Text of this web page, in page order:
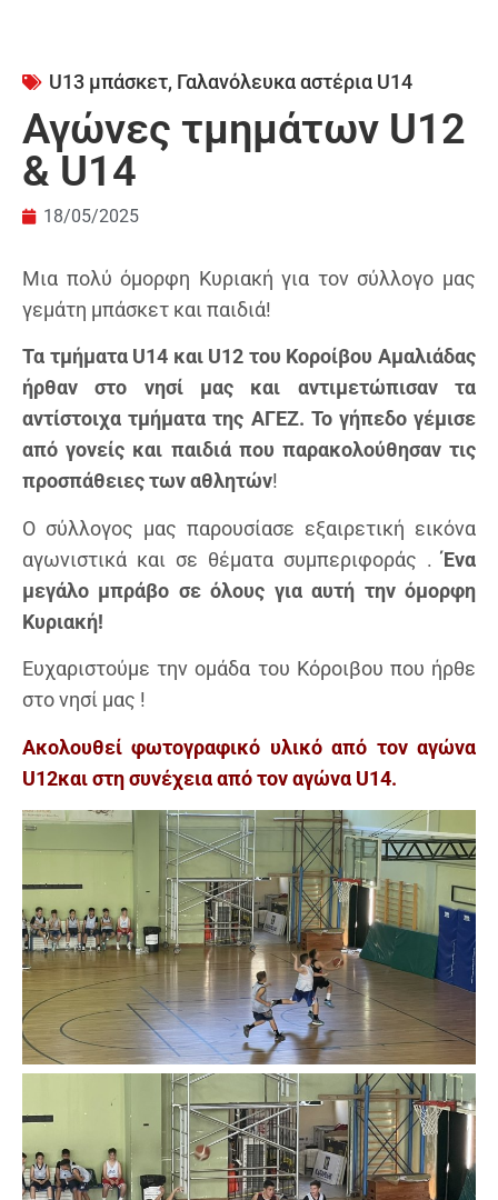
U13 μπάσκετ, Γαλανόλευκα αστέρια U14
Αγώνες τμημάτων U12
& U14
18/05/2025
Μια πολύ όμορφη Κυριακή για τον σύλλογο μας
γεμάτη μπάσκετ και παιδιά!
Τα τμήματα U14 και U12 του Κοροίβου Αμαλιάδας
ήρθαν στο νησί μας και αντιμετώπισαν τα
αντίστοιχα τμήματα της ΑΓΕΖ. Το γήπεδο γέμισε
από γονείς και παιδιά που παρακολούθησαν τις
προσπάθειες των αθλητών!
Ο σύλλογος μας παρουσίασε εξαιρετική εικόνα
αγωνιστικά και σε θέματα συμπεριφοράς .Ένα
μεγάλο μπράβο σε όλους για αυτή την όμορφη
Κυριακή!
Ευχαριστούμε την ομάδα του Κόροιβου που ήρθε
στο νησί μας !
Ακολουθεί φωτογραφικό υλικό από τον αγώνα
U12και στη συνέχεια από τον αγώνα U14.